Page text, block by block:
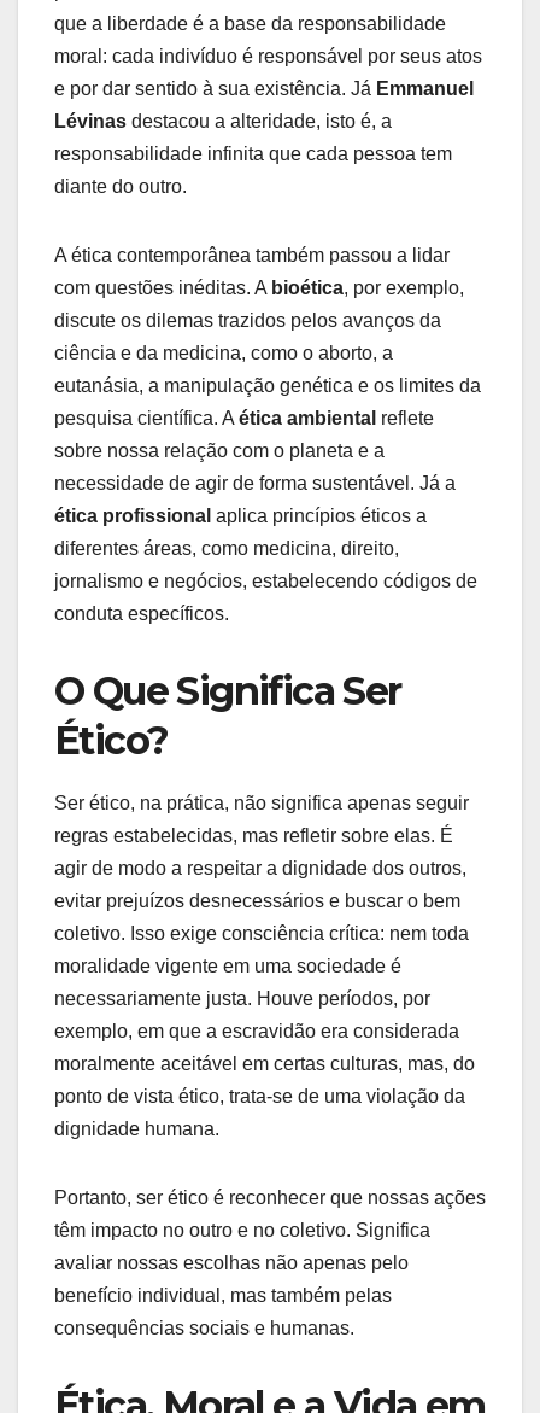
que a liberdade é a base da responsabilidade
moral: cada indivíduo é responsável por seus atos
e por dar sentido à sua existência. Já Emmanuel
Lévinas destacou a alteridade, isto é, a
responsabilidade infinita que cada pessoa tem
diante do outro.
A ética contemporânea também passou a lidar
com questões inéditas. A bioética, por exemplo,
discute os dilemas trazidos pelos avanços da
ciência e da medicina, como o aborto, a
eutanásia, a manipulação genética e os limites da
pesquisa científica. Aética ambiental reflete
sobre nossa relação com o planeta e a
necessidade de agir de forma sustentável. Já a
ética profissional aplica princípios éticos a
diferentes áreas, como medicina, direito,
jornalismo e negócios, estabelecendo códigos de
conduta específicos.
O Que Significa Ser
Ético?
Ser ético, na prática, não significa apenas seguir
regras estabelecidas, mas refletir sobre elas. É
agir de modo a respeitar a dignidade dos outros,
evitar prejuízos desnecessários e buscar o bem
coletivo. Isso exige consciência crítica: nem toda
moralidade vigente em uma sociedade é
necessariamente justa. Houve períodos, por
exemplo, em que a escravidão era considerada
moralmente aceitável em certas culturas, mas, do
ponto de vista ético, trata-se de uma violação da
dignidade humana.
Portanto, ser ético é reconhecer que nossas ações
têm impacto no outro e no coletivo. Significa
avaliar nossas escolhas não apenas pelo
benefício individual, mas também pelas
consequências sociais e humanas.